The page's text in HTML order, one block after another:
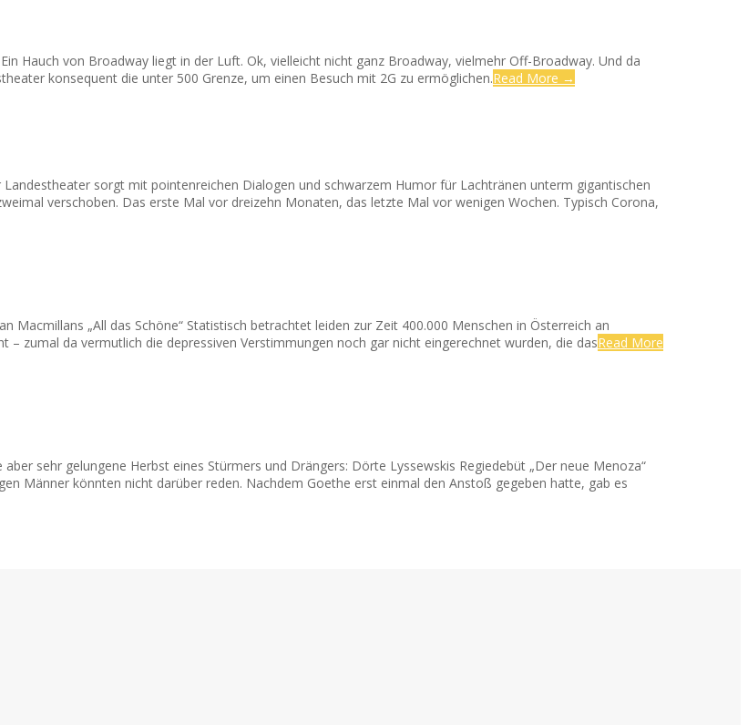
Hauch von Broadway liegt in der Luft. Ok, vielleicht nicht ganz Broadway, vielmehr Off-Broadway. Und da
konsequent die unter 500 Grenze, um einen Besuch mit 2G zu ermöglichen.Read More →
sorgt mit pointenreichen Dialogen und schwarzem Humor für Lachtränen unterm gigantischen
verschoben. Das erste Mal vor dreizehn Monaten, das letzte Mal vor wenigen Wochen. Typisch Corona,
Macmillans „All das Schöne“ Statistisch betrachtet leiden zur Zeit 400.000 Menschen in Österreich an
zumal da vermutlich die depressiven Verstimmungen noch gar nicht eingerechnet wurden, die dasRead More
sehr gelungene Herbst eines Stürmers und Drängers: Dörte Lyssewskis Regiedebüt „Der neue Menoza“
Männer könnten nicht darüber reden. Nachdem Goethe erst einmal den Anstoß gegeben hatte, gab es